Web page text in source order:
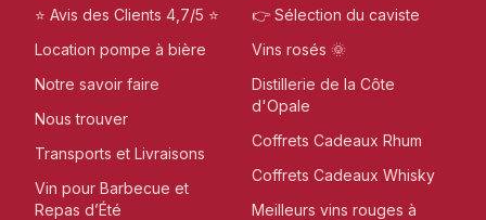
⭐ Avis des Clients 4,7/5 ⭐
Location pompe à bière
Notre savoir faire
Nous trouver
Transports et Livraisons
Vin pour Barbecue et
Repas d’Été
👉 Sélection du caviste
Vins rosés 🌞
Distillerie de la Côte
d'Opale
Coffrets Cadeaux Rhum
Coffrets Cadeaux Whisky
Meilleurs vins rouges à